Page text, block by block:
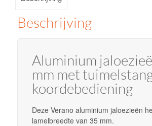
koordbediening
aantal
Beschrijving
Aluminium
mm met
koordebediening
DezeVerano aluminium jaloezieën
lamelbreedte van 35 mm.